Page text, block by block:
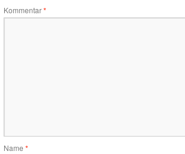
Kommentar*
Name *